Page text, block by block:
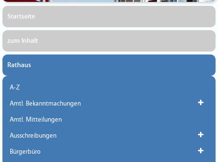
Startseite
zum Inhalt
Rathaus
A-Z
Amtl. Bekanntmachungen
Amtl. Mitteilungen
Ausschreibungen
Bürgerbüro